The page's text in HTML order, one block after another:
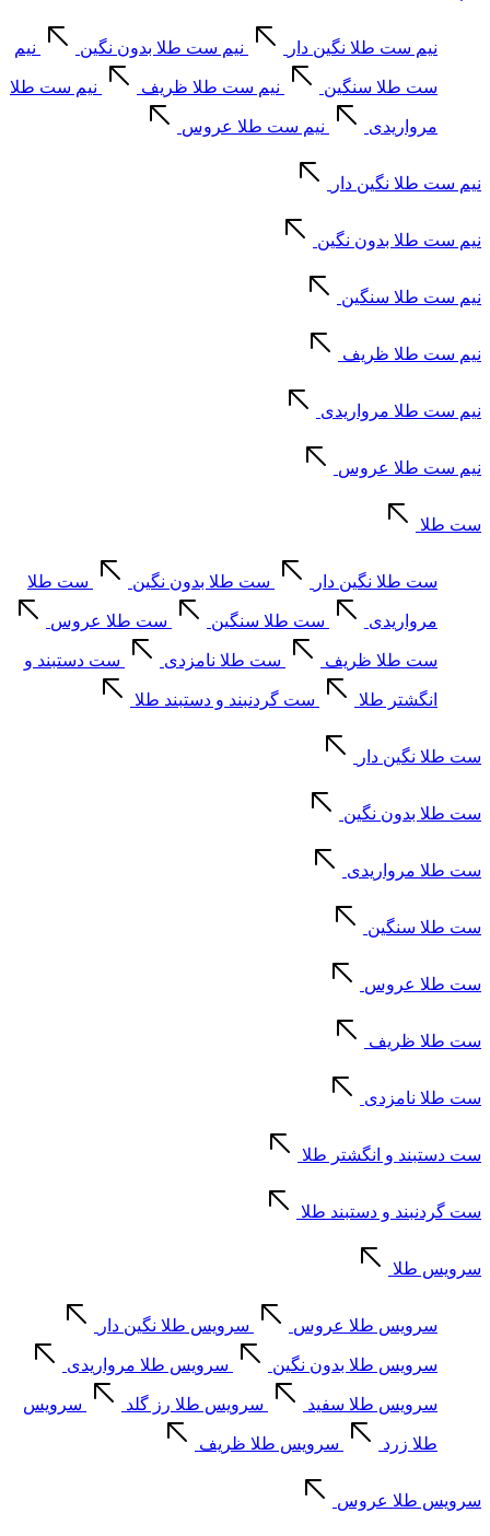
نیم ست طلا نگین دار نیم ست طلا بدون نگین نیم
ست طلا سنگین نیم ست طلا ظریف نیم ست طلا
مرواریدی نیم ست طلا عروس
نیم ست طلا نگین دار
نیم ست طلا بدون نگین
نیم ست طلا سنگین
نیم ست طلا ظریف
نیم ست طلا مرواریدی
نیم ست طلا عروس
ست طلا
ست طلا نگین دار ست طلا بدون نگین ست طلا
مرواریدی ست طلا سنگین ست طلا عروس
ست طلا ظریف ست طلا نامزدی ست دستبند و
انگشتر طلا ست گردنبند و دستبند طلا
ست طلا نگین دار
ست طلا بدون نگین
ست طلا مرواریدی
ست طلا سنگین
ست طلا عروس
ست طلا ظریف
ست طلا نامزدی
ست دستبند و انگشتر طلا
ست گردنبند و دستبند طلا
سرویس طلا
سرویس طلا عروس سرویس طلا نگین دار
سرویس طلا بدون نگین سرویس طلا مرواریدی
سرویس طلا سفید سرویس طلا رز گلد سرویس
طلا زرد سرویس طلا ظریف
سرویس طلا عروس